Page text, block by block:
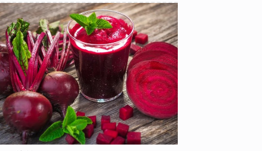
ფედერაცია ამ დრომდე
საქართველოს რეგიონების
ოკუპაციას